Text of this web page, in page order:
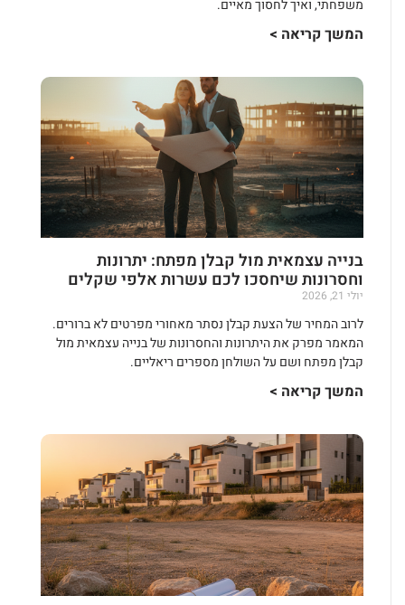
משפחתי, ואיך לחסוך מאיים.
המשך קריאה >
בנייה עצמאית מול קבלן מפתח: יתרונות
וחסרונות שיחסכו לכם עשרות אלפי שקלים
יולי 21, 2026
לרוב המחיר של הצעת קבלן נסתר מאחורי מפרטים לא ברורים.
המאמר מפרק את היתרונות והחסרונות של בנייה עצמאית מול
קבלן מפתח ושם על השולחן מספרים ריאליים.
המשך קריאה >